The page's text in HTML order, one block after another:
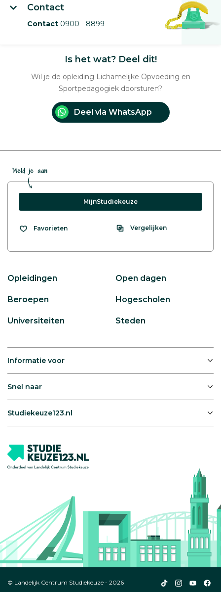
Contact
Contact 0900 - 8899
Is het wat? Deel dit!
Wil je de opleiding Lichamelijke Opvoeding en
Sportpedagogiek doorsturen?
Deel via WhatsApp
Meld je aan
MijnStudiekeuze
Favorieten Vergelijken
Opleidingen Open dagen
Beroepen Hogescholen
Universiteiten Steden
Informatie voor
Snel naar
Studiekeuze123.nl
© Landelijk Centrum Studiekeuze - 2026
Studiekeuze123